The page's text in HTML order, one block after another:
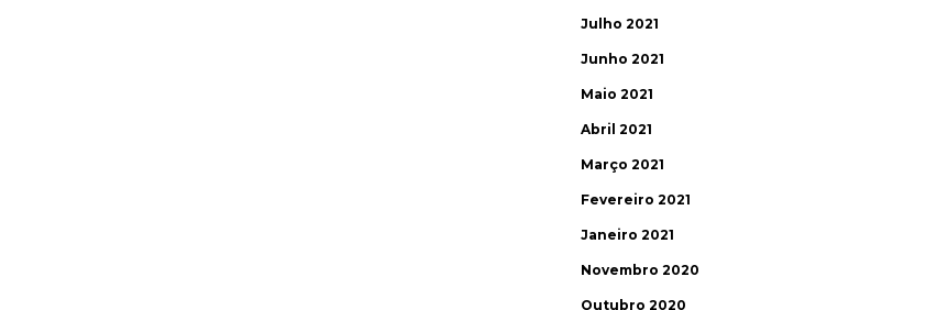
Julho 2021
Junho 2021
Maio 2021
Abril 2021
Março 2021
Fevereiro 2021
Janeiro 2021
Novembro 2020
Outubro 2020